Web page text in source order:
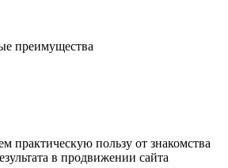
преимущества
практическую пользу от знакомства
в продвижении сайта